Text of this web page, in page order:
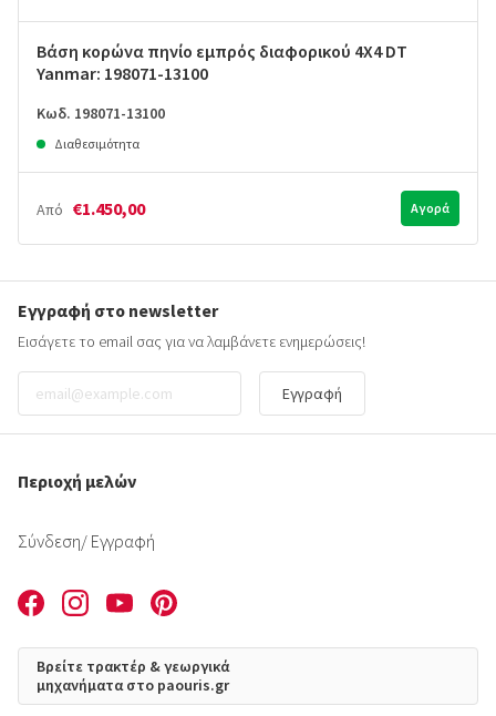
Βάση κορώνα πηνίο εμπρός διαφορικού 4X4 DT
Yanmar: 198071-13100
Κωδ. 198071-13100
Διαθεσιμότητα
Από €1.450,00 Αγορά
Εγγραφή στο newsletter
Εισάγετε το email σας για να λαμβάνετε ενημερώσεις!
Εγγραφή
Περιοχή μελών
Σύνδεση/ Εγγραφή
Βρείτε τρακτέρ & γεωργικά
μηχανήματα στο paouris.gr